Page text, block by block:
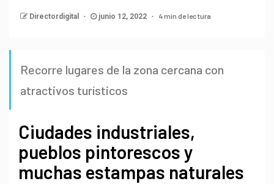
Directordigital junio 12, 2022 4 min de lectura
Recorre lugares de la zona cercana con
atractivos turísticos
Ciudades industriales,
pueblos pintorescos y
muchas estampas naturales